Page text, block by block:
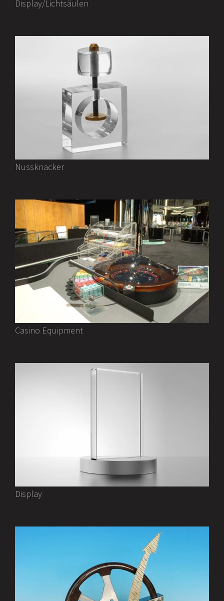
Display/Lichtsäulen
Nussknacker
Casino Equipment
Display